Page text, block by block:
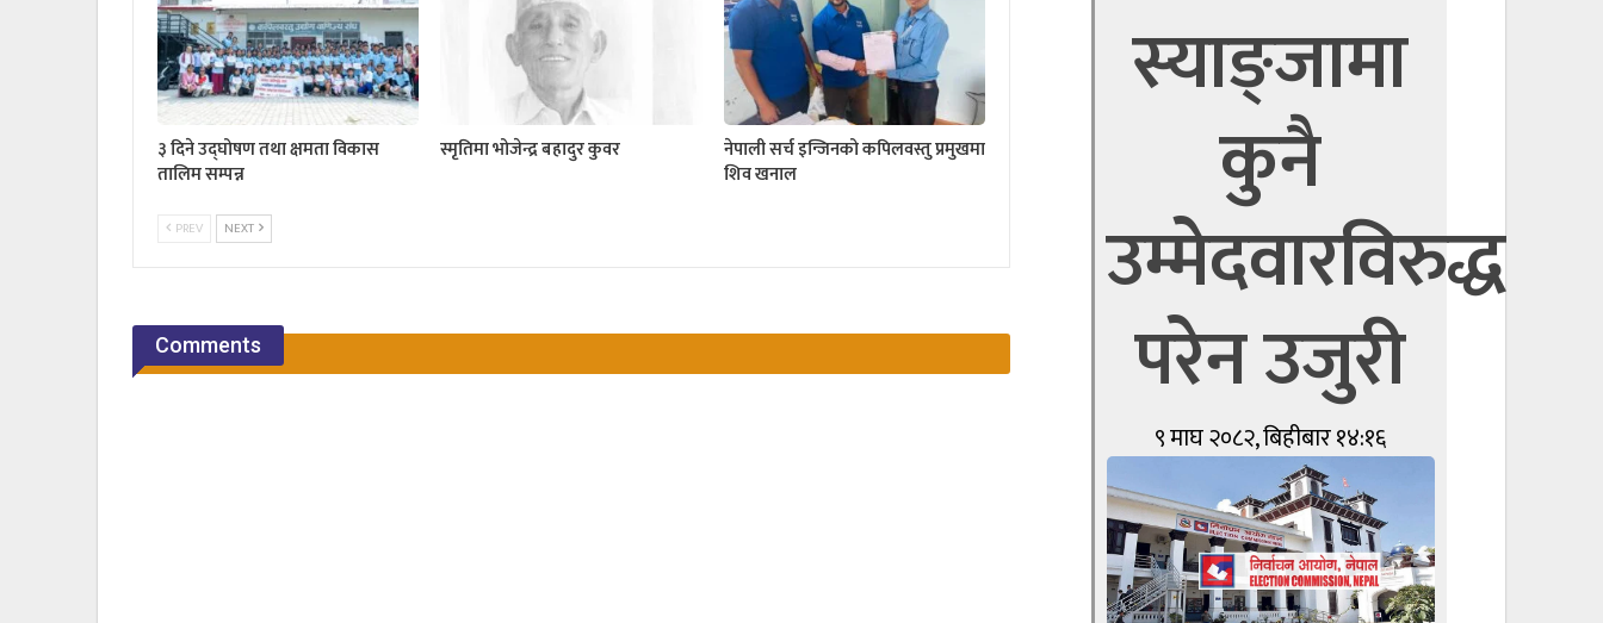
३ दिने उद्घोषण तथा क्षमता विकास
तालिम सम्पन्न
स्मृतिमा भोजेन्द्र बहादुर कुवर
नेपाली सर्च इन्जिनको कपिलवस्तु प्रमुखमा
शिव खनाल
PREV NEXT
Comments
स्याङ्जामा
कुनै
उम्मेदवारविरुद्ध
परेन उजुरी
९ माघ २०८२, बिहीबार १४:१६